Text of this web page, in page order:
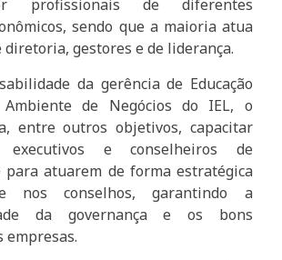
profissionais de diferentes
sendo que a maioria atua
diretoria, gestores e de liderança.
da gerência de Educação
Ambiente de Negócios do IEL, o
entre outros objetivos, capacitar
executivos e conselheiros de
para atuarem de forma estratégica
nos conselhos, garantindo a
da governança e os bons
empresas.